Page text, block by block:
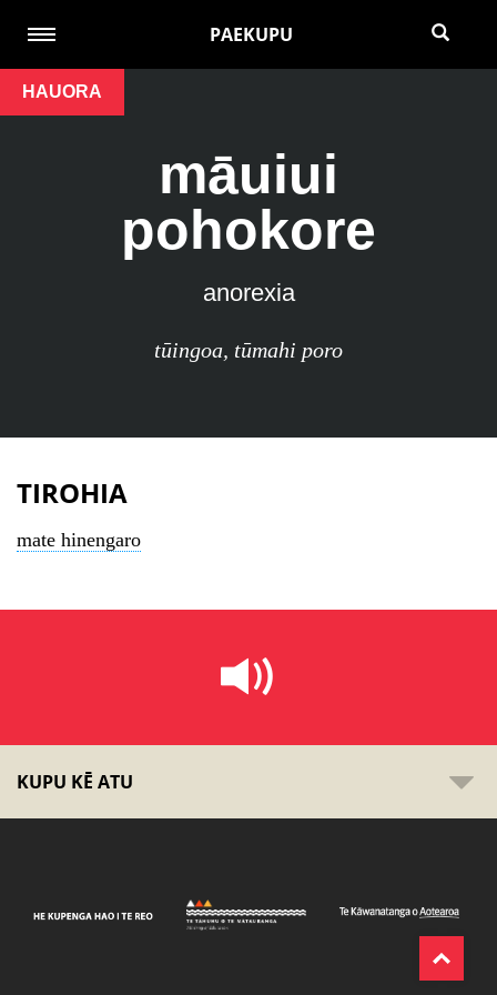
PAEKUPU
HAUORA
māuiui
pohokore
anorexia
tūingoa, tūmahi poro
TIROHIA
mate hinengaro
KUPU KĒ ATU